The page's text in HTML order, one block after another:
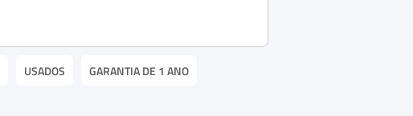
USADOS GARANTIA DE 1 ANO